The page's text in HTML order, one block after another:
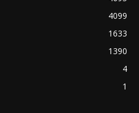
4099
1633
1390
4
1